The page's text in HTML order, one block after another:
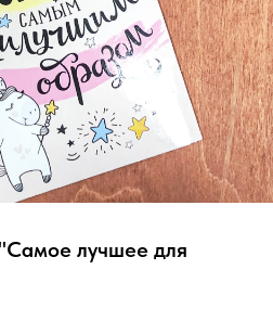
лучшее для